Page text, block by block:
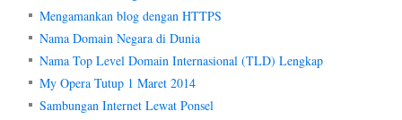
Mengamankan blog dengan HTTPS
Nama Domain Negara di Dunia
Nama Top Level Domain Internasional (TLD) Lengkap
My Opera Tutup 1 Maret 2014
Sambungan Internet Lewat Ponsel